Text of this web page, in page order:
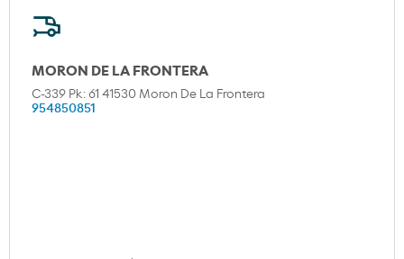
MORON DE LA FRONTERA
C-339 Pk: 61 41530 Moron De La Frontera
954850851